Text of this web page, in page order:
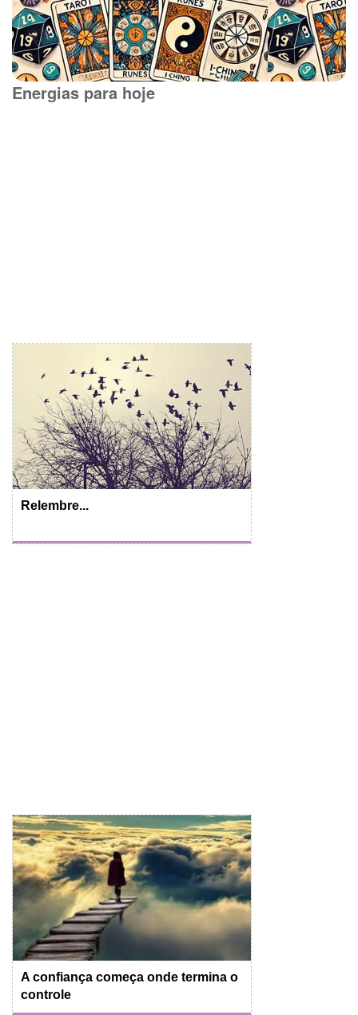
Energias para hoje
Relembre...
A confiança começa onde termina o
controle